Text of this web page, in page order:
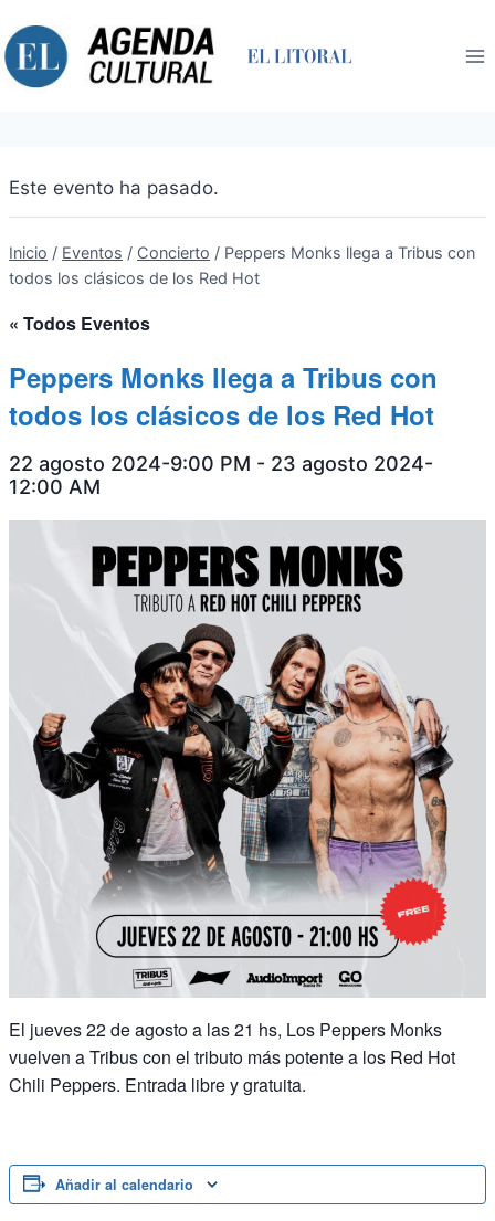
al
contenido
Este evento ha pasado.
Inicio / Eventos / Concierto / Peppers Monks llega a Tribus con
todos los clásicos de los Red Hot
« Todos Eventos
Peppers Monks llega a Tribus con
todos los clásicos de los Red Hot
22 agosto 2024-9:00 PM - 23 agosto 2024-
12:00 AM
El jueves 22 de agosto a las 21 hs, Los Peppers Monks
vuelven a Tribus con el tributo más potente a los Red Hot
Chili Peppers. Entrada libre y gratuita.
Añadir al calendario